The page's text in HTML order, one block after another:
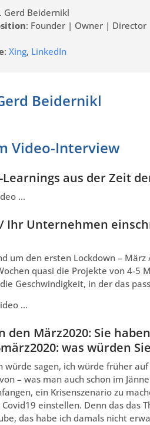
Gerd Beidernikl
: Founder | Owner | Director
: Xing, LinkedIn
Beidernikl
Video-Interview
aus der Zeit
…
Ihr Unternehmen
um den ersten Lockdown –
quasi die Projekte von 4-5
Geschwindigkeit, in der das
…
den März2020: Sie
was würden
würde sagen, ich würde früher
– was man auch schon im
ein Krisenszenario zu
einstellen. Denn das das
das habe ich damals nicht